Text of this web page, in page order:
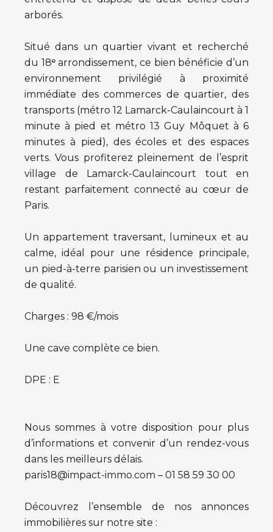
arborés.
Situé dans un quartier vivant et recherché
du 18ᵉ arrondissement, ce bien bénéficie d’un
environnement privilégié à proximité
immédiate des commerces de quartier, des
transports (métro 12 Lamarck-Caulaincourt à 1
minute à pied et métro 13 Guy Môquet à 6
minutes à pied), des écoles et des espaces
verts. Vous profiterez pleinement de l’esprit
village de Lamarck-Caulaincourt tout en
restant parfaitement connecté au cœur de
Paris.
Un appartement traversant, lumineux et au
calme, idéal pour une résidence principale,
un pied-à-terre parisien ou un investissement
de qualité.
Charges : 98 €/mois
Une cave complète ce bien.
DPE : E
Nous sommes à votre disposition pour plus
d’informations et convenir d’un rendez-vous
dans les meilleurs délais.
paris18@impact-immo.com – 01 58 59 30 00
Découvrez l’ensemble de nos annonces
immobilières sur notre site :